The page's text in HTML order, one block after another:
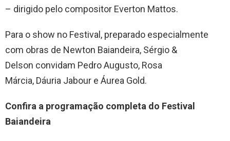
– dirigido pelo compositor Everton Mattos.
Para o show no Festival, preparado especialmente
com obras de Newton Baiandeira, Sérgio &
Delson convidam Pedro Augusto, Rosa
Márcia, Dáuria Jabour e Áurea Gold.
Confira a programação completa do Festival
Baiandeira